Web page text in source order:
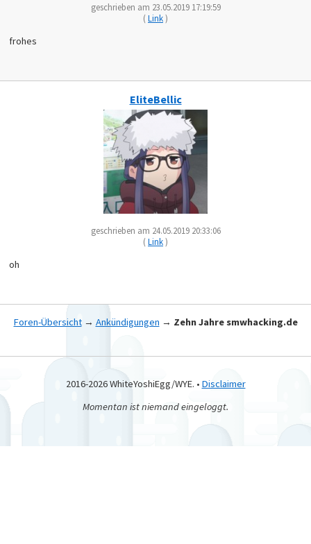
geschrieben am 23.05.2019 17:19:59
(Link)
frohes
EliteBellic
geschrieben am 24.05.2019 20:33:06
(Link)
oh
Foren-Übersicht→ Ankündigungen → Zehn Jahre smwhacking.de
2016-2026 WhiteYoshiEgg/WYE. • Disclaimer
Momentan ist niemand eingeloggt.